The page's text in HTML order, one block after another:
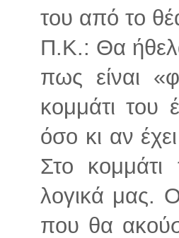
του από το
Π.Κ.: Θα
πως είναι
κομμάτι του
όσο κι αν
Στο
λογικά μας.
που θα